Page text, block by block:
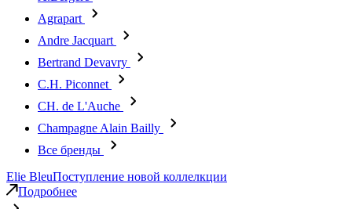
Agrapart
Andre Jacquart
Bertrand Devavry
C.H. Piconnet
CH. de L'Auche
Champagne Alain Bailly
Все бренды
Elie BleuПоступление новой коллелкции
Подробнее